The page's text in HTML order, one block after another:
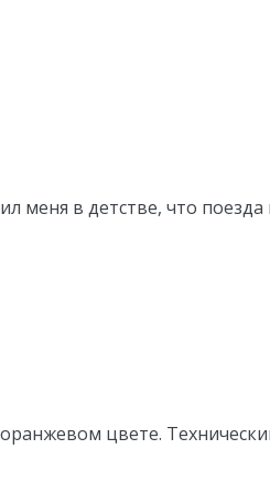
меня в детстве, что поезда
цвете.